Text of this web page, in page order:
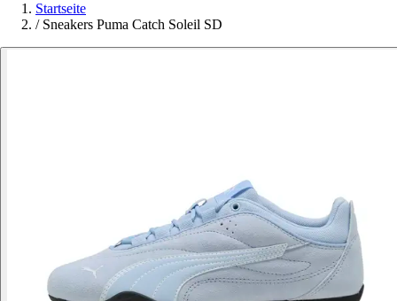
Startseite
/ Sneakers Puma Catch Soleil SD